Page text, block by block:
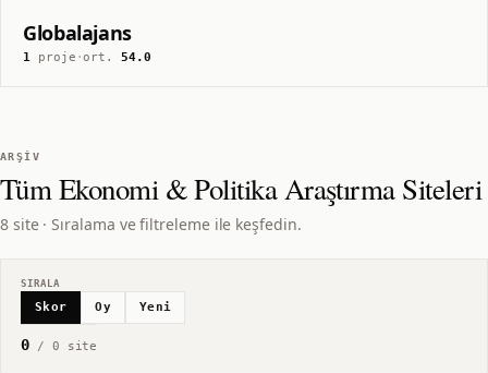
Globalajans
1proje ·ort.54.0
ARŞIV
TümEkonomi & Politika AraştırmaSiteleri
8 site · Sıralama ve filtreleme ile keşfedin.
SIRALA
Skor Oy Yeni
0/ 0 site